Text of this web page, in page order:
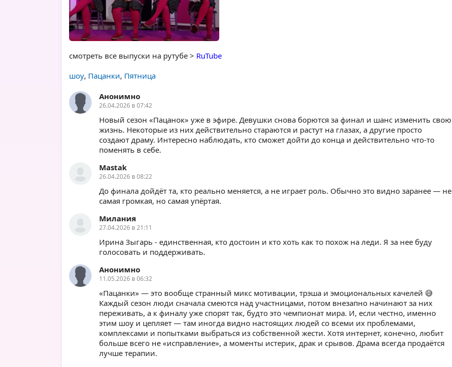
смотреть все выпуски на рутубе > RuTube
шоу, Пацанки, Пятница
Анонимно
26.04.2026 в 07:42
Новый сезон «Пацанок» уже в эфире. Девушки снова борются за финал и шанс изменить свою
жизнь. Некоторые из них действительно стараются и растут на глазах, а другие просто
создают драму. Интересно наблюдать, кто сможет дойти до конца и действительно что-то
поменять в себе.
Mastak
26.04.2026 в 08:22
До финала дойдёт та, кто реально меняется, а не играет роль. Обычно это видно заранее — не
самая громкая, но самая упёртая.
Милания
27.04.2026 в 21:11
Ирина Зыгарь - единственная, кто достоин и кто хоть как то похож на леди. Я за нее буду
голосовать и поддерживать.
Анонимно
11.05.2026 в 06:32
«Пацанки» — это вообще странный микс мотивации, трэша и эмоциональных качелей 😅
Каждый сезон люди сначала смеются над участницами, потом внезапно начинают за них
переживать, а к финалу уже спорят так, будто это чемпионат мира. И, если честно, именно
этим шоу и цепляет — там иногда видно настоящих людей со всеми их проблемами,
комплексами и попытками выбраться из собственной жести. Хотя интернет, конечно, любит
больше всего не «исправление», а моменты истерик, драк и срывов. Драма всегда продаётся
лучше терапии.